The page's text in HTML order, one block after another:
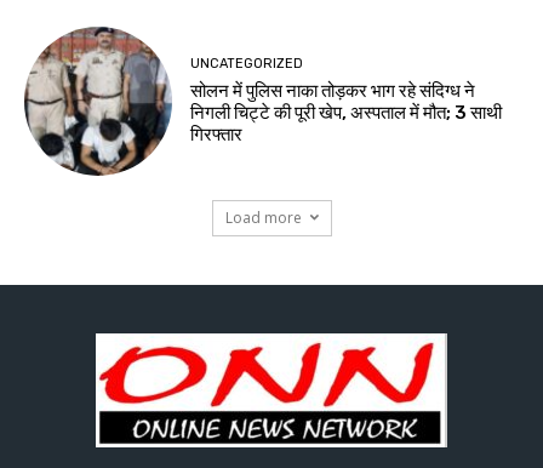
UNCATEGORIZED
सोलन में पुलिस नाका तोड़कर भाग रहे संदिग्ध ने
निगली चिट्टे की पूरी खेप, अस्पताल में मौत; 3 साथी
गिरफ्तार
Load more